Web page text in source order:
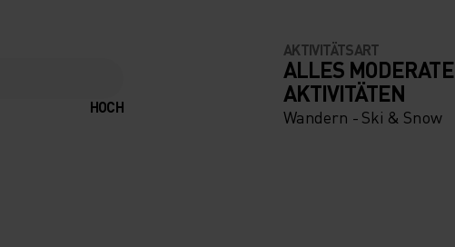
HOCH
AKTIVITÄTSART
ALLES MODERATE
AKTIVITÄTEN
Wandern - Ski & Snow